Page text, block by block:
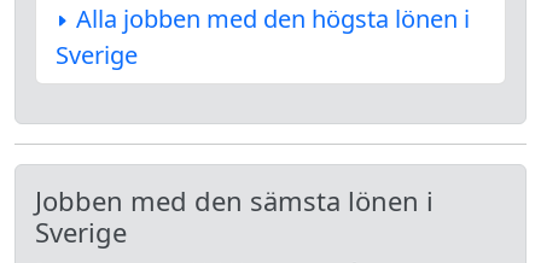
Alla jobben med den högsta lönen i
Sverige
Jobben med den sämsta lönen i
Sverige